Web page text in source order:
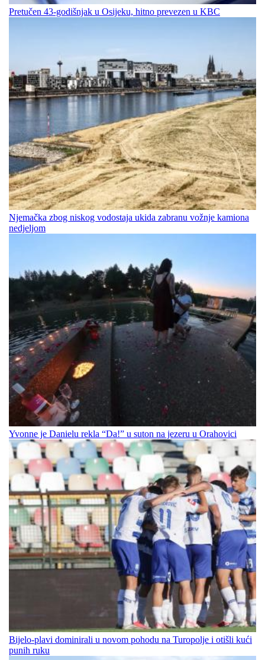
Pretučen 43-godišnjak u Osijeku, hitno prevezen u KBC
Njemačka zbog niskog vodostaja ukida zabranu vožnje kamiona
nedjeljom
Yvonne je Danielu rekla “Da!” u suton na jezeru u Orahovici
Bijelo-plavi dominirali u novom pohodu na Turopolje i otišli kući
punih ruku